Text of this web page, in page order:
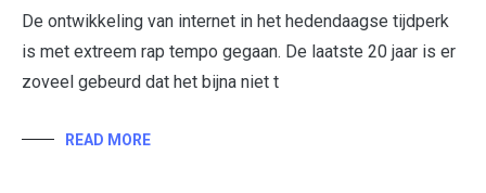
De ontwikkeling van internet in het hedendaagse tijdperk
is met extreem rap tempo gegaan. De laatste 20 jaar is er
zoveel gebeurd dat het bijna niet t
READ MORE